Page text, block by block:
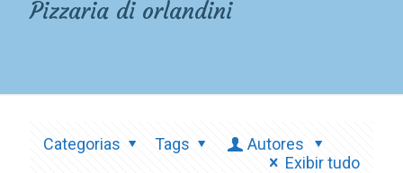
Pizzaria di orlandini
Categorias Tags
Autores
Exibir tudo